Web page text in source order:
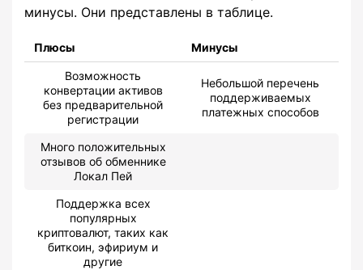
минусы. Они представлены в таблице.
Плюсы Минусы
Возможность
конвертации активов
без предварительной
регистрации
Небольшой перечень
поддерживаемых
платежных способов
Много положительных
отзывов об обменнике
Локал Пей
Поддержка всех
популярных
криптовалют, таких как
биткоин, эфириум и
другие